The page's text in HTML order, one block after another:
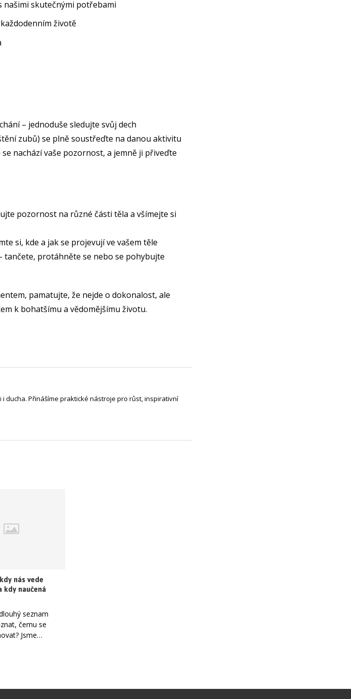
našimi skutečnými potřebami
životě
– jednoduše sledujte svůj dech
zubů) se plně soustřeďte na danou aktivitu
nachází vaše pozornost, a jemně ji přiveďte
pozornost na různé části těla a všímejte si
si, kde a jak se projevují ve vašem těle
protáhněte se nebo se pohybujte
pamatujte, že nejde o dokonalost, ale
k bohatšímu a vědomějšímu životu.
ducha. Přinášíme praktické nástroje pro růst, inspirativní
nás vede
naučená
seznam
čemu se
Jsme…